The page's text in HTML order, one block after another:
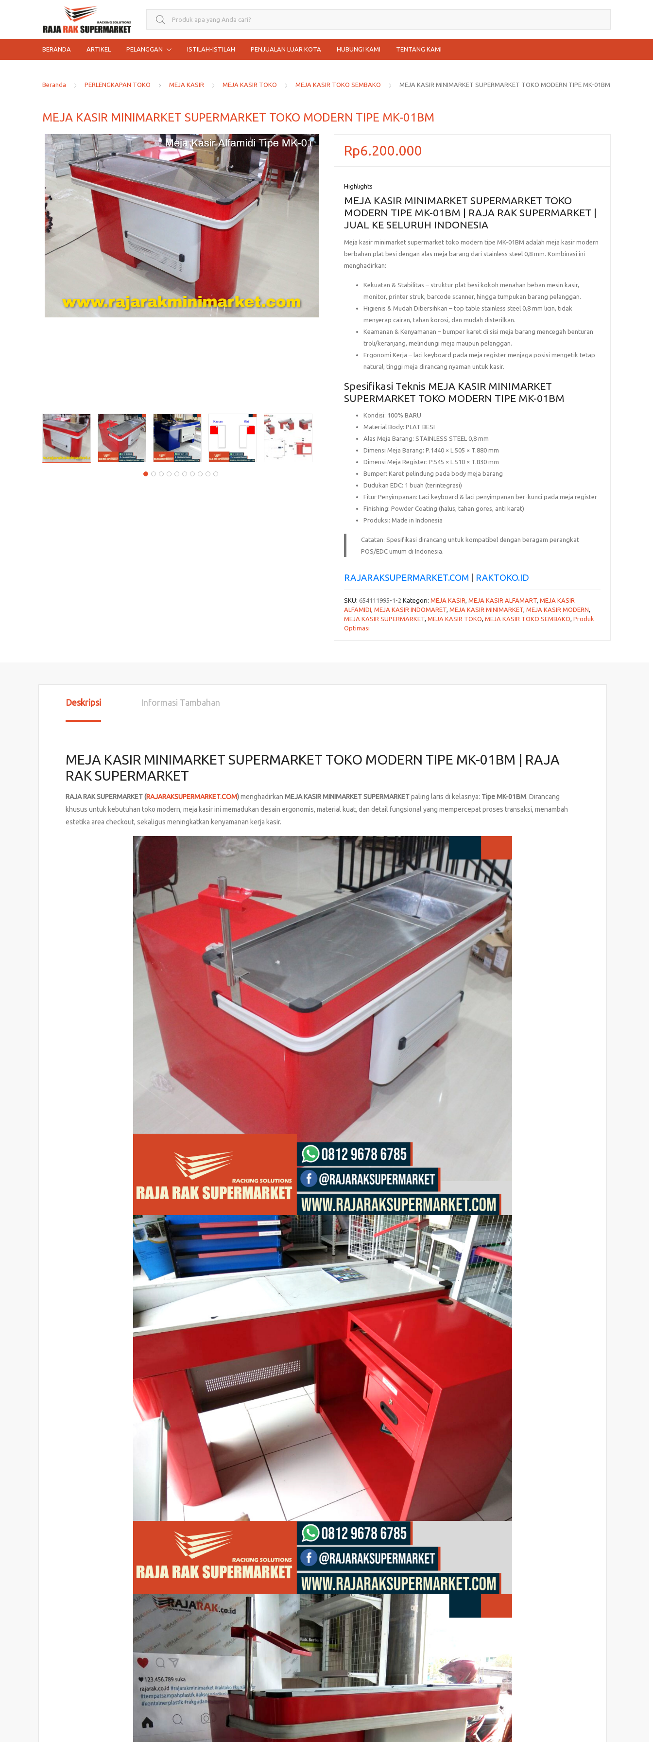
Search for:
BERANDA ARTIKEL PELANGGAN ISTILAH-ISTILAH PENJUALAN LUAR KOTA HUBUNGI KAMI TENTANG KAMI
Beranda PERLENGKAPAN TOKO MEJA KASIR MEJA KASIR TOKO MEJA KASIR TOKO SEMBAKO MEJA KASIR MINIMARKET SUPERMARKET TOKO MODERN TIPE MK-01BM
MEJA KASIR MINIMARKET SUPERMARKET TOKO MODERN TIPE MK-01BM
Rp6.200.000
Highlights
MEJA KASIR MINIMARKET SUPERMARKET TOKO
MODERN TIPE MK-01BM | RAJA RAK SUPERMARKET |
JUAL KE SELURUH INDONESIA
Meja kasir minimarket supermarket toko modern tipe MK-01BM adalah meja kasir modern
berbahan plat besi dengan alas meja barang dari stainless steel 0,8 mm . Kombinasi ini
menghadirkan:
Kekuatan & Stabilitas – struktur plat besi kokoh menahan beban mesin kasir,
monitor, printer struk, barcode scanner, hingga tumpukan barang pelanggan.
Higienis & Mudah Dibersihkan – top table stainless steel 0,8 mm licin, tidak
menyerap cairan, tahan korosi, dan mudah disterilkan.
Keamanan & Kenyamanan – bumper karet di sisi meja barang mencegah benturan
troli/keranjang, melindungi meja maupun pelanggan.
Ergonomi Kerja – laci keyboard pada meja register menjaga posisi mengetik tetap
natural; tinggi meja dirancang nyaman untuk kasir.
Spesifikasi Teknis MEJA KASIR MINIMARKET
SUPERMARKET TOKO MODERN TIPE MK-01BM
Kondisi: 100% BARU
Material Body: PLAT BESI
Alas Meja Barang: STAINLESS STEEL 0,8 mm
Dimensi Meja Barang: P.1440 × L.505 × T.880 mm
Dimensi Meja Register: P.545 × L.510 × T.830 mm
Bumper: Karet pelindung pada body meja barang
Dudukan EDC: 1 buah (terintegrasi)
Fitur Penyimpanan: Laci keyboard & laci penyimpanan ber-kunci pada meja register
Finishing: Powder Coating (halus, tahan gores, anti karat)
Produksi: Made in Indonesia
Catatan: Spesifikasi dirancang untuk kompatibel dengan beragam perangkat
POS/EDC umum di Indonesia.
RAJARAKSUPERMARKET.COM RAKTOKO.ID
SKU: 654111995-1-2 Kategori: MEJA KASIR, MEJA KASIR ALFAMART, MEJA KASIR
ALFAMIDI, MEJA KASIR INDOMARET, MEJA KASIR MINIMARKET, MEJA KASIR MODERN,
MEJA KASIR SUPERMARKET, MEJA KASIR TOKO, MEJA KASIR TOKO SEMBAKO, Produk
Optimasi
Deskripsi Informasi Tambahan
MEJA KASIR MINIMARKET SUPERMARKET TOKO MODERN TIPE MK-01BM | RAJA
RAK SUPERMARKET
RAJA RAK SUPERMARKET (RAJARAKSUPERMARKET.COM)menghadirkan MEJA KASIR MINIMARKET SUPERMARKETpaling laris di kelasnya: Tipe MK-01BM. Dirancang
khusus untuk kebutuhan toko modern, meja kasir ini memadukan desain ergonomis, material kuat, dan detail fungsional yang mempercepat proses transaksi, menambah
estetika area checkout, sekaligus meningkatkan kenyamanan kerja kasir.